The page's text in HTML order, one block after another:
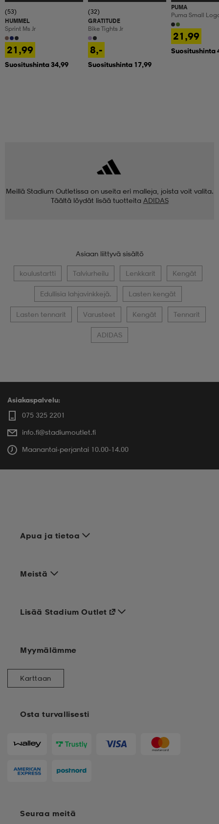
(53)
HUMMEL
Sprint Ms Jr
21,99
Suositushinta 34,99
(32)
GRATITUDE
Bike Tights Jr
8,-
Suositushinta 17,99
PUMA
Puma Small
Fl Jr
21,99
Suositushinta
Meillä Stadium Outletissa on useita eri malleja, joista voit valita.
Täältä löydät lisää tuotteita ADIDAS
Asiaan liittyvä sisältö
koulustartti Talviurheilu Lenkkarit Kengät
Edullisia lahjavinkkejä. Lasten kengät
Lasten tennarit Varusteet Kengät Tennarit
ADIDAS
Asiakaspalvelu:
075 325 2201
info.fi@stadiumoutlet.fi
Maanantai-perjantai 10.00-14.00
Apua ja tietoa
Meistä
Osta turvallisesti
Lisää Stadium Outlet
Myymälämme
Karttaan
Seuraa meitä